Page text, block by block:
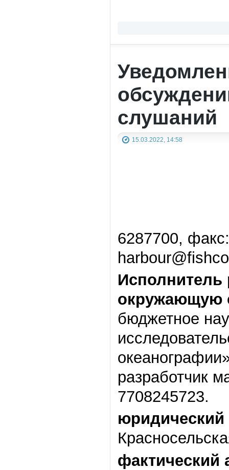
слушаний
15.03.2022, 14:58
6287700,
Исполнитель
окружающую
бюджетное
разработчик
7708245723.
юридический
фактический